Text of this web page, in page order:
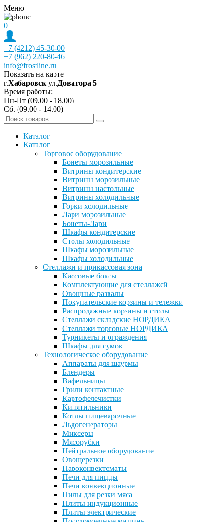
Меню
0
+7 (4212) 45-30-00
+7 (962) 220-80-46
info@frostline.ru
Показать на карте
г.Хабаровск ул.Доватора 5
Время работы:
Пн-Пт (09.00 - 18.00)
Сб. (09.00 - 14.00)
Каталог
Каталог
Торговое оборудование
Бонеты морозильные
Витрины кондитерские
Витрины морозильные
Витрины настольные
Витрины холодильные
Горки холодильные
Лари морозильные
Бонеты-Лари
Шкафы кондитерские
Столы холодильные
Шкафы морозильные
Шкафы холодильные
Стеллажи и прикассовая зона
Кассовые боксы
Комплектующие для стеллажей
Овощные развалы
Покупательские корзины и тележки
Распродажные корзины и столы
Стеллажи складские НОРДИКА
Стеллажи торговые НОРДИКА
Турникеты и ограждения
Шкафы для сумок
Технологическое оборудование
Аппараты для шаурмы
Блендеры
Вафельницы
Грили контактные
Картофелечистки
Кипятильники
Котлы пищеварочные
Льдогенераторы
Миксеры
Мясорубки
Нейтральное оборудование
Овощерезки
Пароконвектоматы
Печи для пиццы
Печи конвекционные
Пилы для резки мяса
Плиты индукционные
Плиты электрические